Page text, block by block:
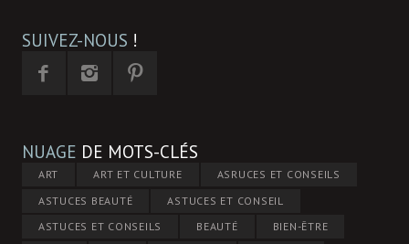
SUIVEZ-NOUS !
NUAGE DE MOTS-CLÉS
ART ART ET CULTURE
ASRUCES ET CONSEILS
ASTUCES BEAUTÉ
ASTUCES ET CONSEIL
ASTUCES ET CONSEILS
BEAUTÉ
BIEN-ÊTRE